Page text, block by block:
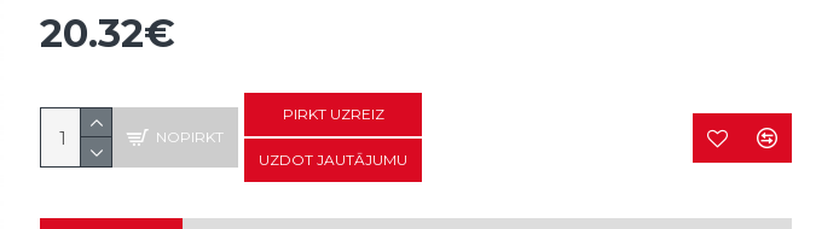
20.32€
NOPIRKT
PIRKT UZREIZ
UZDOT JAUTĀJUMU